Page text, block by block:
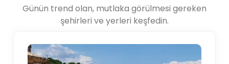
Günün trend olan, mutlaka görülmesi gereken
şehirleri ve yerleri keşfedin.